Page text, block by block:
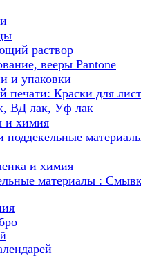
раствор
вееры Pantone
и упаковки
печати: Краски для
ВД лак, Уф лак
и химия
и химия
материалы :